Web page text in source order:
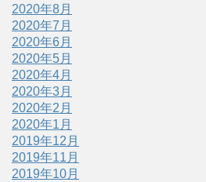
2020年8月
2020年7月
2020年6月
2020年5月
2020年4月
2020年3月
2020年2月
2020年1月
2019年12月
2019年11月
2019年10月